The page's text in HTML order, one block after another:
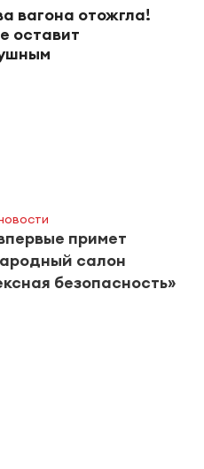
вагона отожгла!
оставит
примет
салон
безопасность»